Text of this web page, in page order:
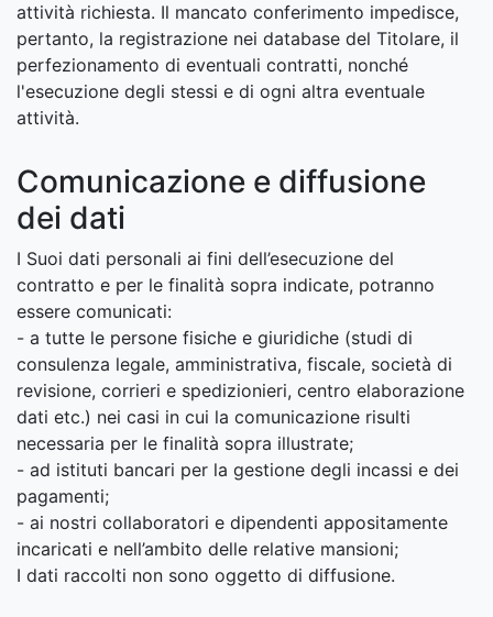
attività richiesta. Il mancato conferimento impedisce,
pertanto, la registrazione nei database del Titolare, il
perfezionamento di eventuali contratti, nonché
l'esecuzione degli stessi e di ogni altra eventuale
attività.
Comunicazione e diffusione
dei dati
I Suoi dati personali ai fini dell’esecuzione del
contratto e per le finalità sopra indicate, potranno
essere comunicati:
- a tutte le persone fisiche e giuridiche (studi di
consulenza legale, amministrativa, fiscale, società di
revisione, corrieri e spedizionieri, centro elaborazione
dati etc.) nei casi in cui la comunicazione risulti
necessaria per le finalità sopra illustrate;
- ad istituti bancari per la gestione degli incassi e dei
pagamenti;
- ai nostri collaboratori e dipendenti appositamente
incaricati e nell’ambito delle relative mansioni;
I dati raccolti non sono oggetto di diffusione.